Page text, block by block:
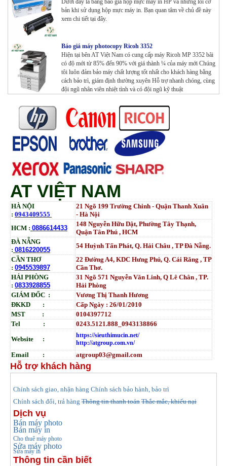
Dưới đây là bảng báo giá hộp mực máy in HP và những lỗi cơ
bản khi sử dụng hộp mực máy in. Bạn quan tâm về chủ đề này
xem chi tiết tại đây.
Báo giá máy photocopy Ricoh 3352
Hiện tại bên AT Việt Nam có cung cấp máy Ricoh MP 3352 bãi
có độ mới từ 85% đến 90% với giá thành ¼ của máy mới Chúng
tôi luôn đảm bảo máy chất lượng tốt nhất cho khách hàng bằng
cách bảo trì, giám định thường xuyên Hỗ trợ nhanh chóng, cùng
đội ngũ nhân viên nhiệt tình và có đội ngũ kỹ thuật
AT VIỆT NAM
HÀ NỘI
: 0943409555
21 Ngõ 199 Trường Chinh - Quận Thanh Xuân
- Hà Nội
HCM : 0886614433
148 Nguyễn Hữu Dật, Phường Tây Thạnh,
Quận Tân Phú , HCM
ĐÀ NẴNG
: 0816220055
54 Huỳnh Tấn Phát, Q. Hải Châu , TP Đà Nẵng.
CẦN THƠ
: 0945539897
22 Đường A4, KDC Hưng Phú, Q. Cái Răng , TP
Cần Thơ.
HẢI PHÒNG
: 0833928855
31 Ngõ 571 Nguyễn Văn Linh, Q Lê Chân , TP.
Hải Phòng
GIÁM ĐỐC :
Vương Thị Thanh Hương
ĐKKD :
Cấp Ngày : 26/01/2010
MST :
0104397712
Tel :
0243.5121.888_0943138866
Website :
https://sieuthimucin.net/
http://atgroup.com.vn/
Email : atgroup03@gmail.com
Hỗ trợ khách hàng
Chính sách giao, nhận hàng Chính sách bảo hành, bảo trì
Chính sách đổi, trả hàng Thông tin thanh toán Thắc mắc, khiếu nại
Dịch vụ
Bán máy photo
Bán máy in
Cho thuê máy photo
Sửa máy photo
Sửa máy in
Thông tin cần biết